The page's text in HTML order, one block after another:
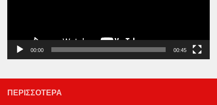
00:00 00:45
ΠΕΡΙΣΣΌΤΕΡΑ